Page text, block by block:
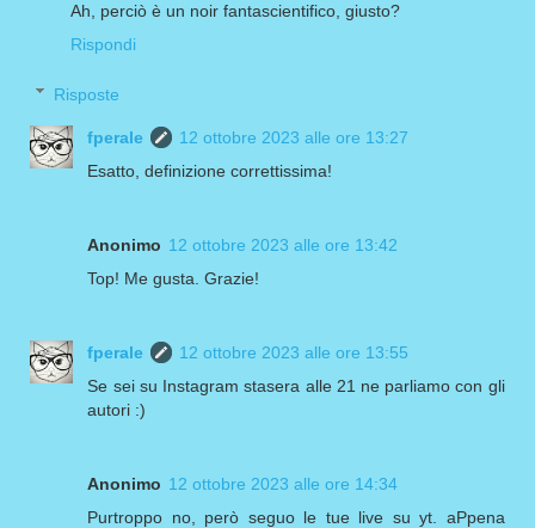
Ah, perciò è un noir fantascientifico, giusto?
Rispondi
Risposte
fperale
12 ottobre 2023 alle ore 13:27
Esatto, definizione correttissima!
Anonimo 12 ottobre 2023 alle ore 13:42
Top! Me gusta. Grazie!
fperale
12 ottobre 2023 alle ore 13:55
Se sei su Instagram stasera alle 21 ne parliamo con gli
autori :)
Anonimo 12 ottobre 2023 alle ore 14:34
Purtroppo no, però seguo le tue live su yt. aPpena